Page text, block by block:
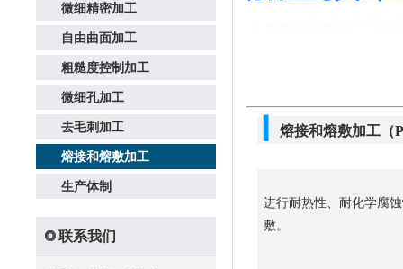
微细精密加工
自由曲面加工
粗糙度控制加工
微细孔加工
去毛刺加工
熔接和熔敷加工
生产体制
联系我们
▎熔接和熔敷加工（
进行耐热性、耐化学腐
敷。